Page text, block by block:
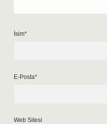
İsim*
E-Posta*
Web Sitesi